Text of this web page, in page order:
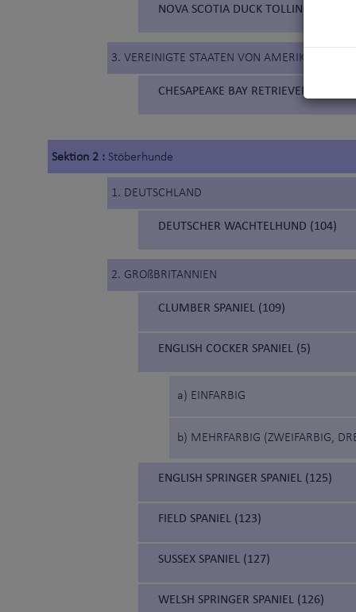
NOVA SCOTIA DUCK TOLLING
3. VEREINIGTE STAATEN VON AMERIKA
CHESAPEAKE BAY RETRIEVER (263)
Sektion 2 : Stöberhunde
1. DEUTSCHLAND
DEUTSCHER WACHTELHUND (104)
2. GROßBRITANNIEN
CLUMBER SPANIEL (109)
ENGLISH COCKER SPANIEL (5)
a) EINFARBIG
b) MEHRFARBIG (ZWEIFARBIG,
ENGLISH SPRINGER SPANIEL (125)
FIELD SPANIEL (123)
SUSSEX SPANIEL (127)
WELSH SPRINGER SPANIEL (126)